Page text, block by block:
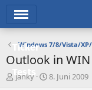
Ticker
Tests
Windows 7/8/Vista/XP/
Outlook in
E
janky
E
8. Juni 2009